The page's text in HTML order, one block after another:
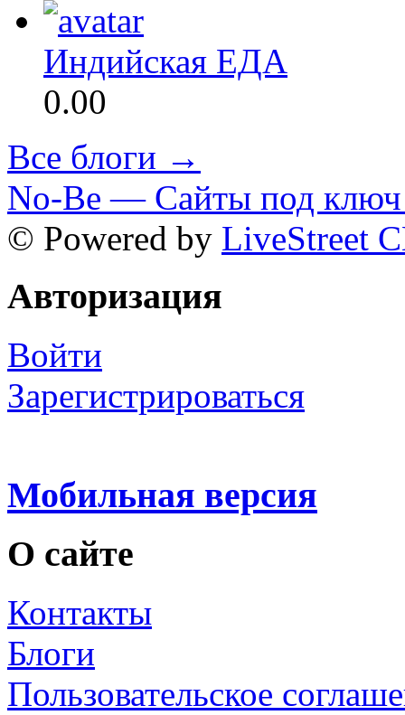
Индийская ЕДА
0.00
Все блоги →
No-Be — Сайты под ключ
© Powered by LiveStreet
Авторизация
Войти
Зарегистрироваться
Мобильная версия
О сайте
Контакты
Блоги
Пользовательское